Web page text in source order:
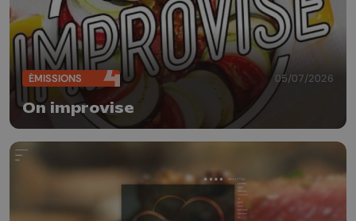
ÉMISSIONS 05/07/2026
On improvise